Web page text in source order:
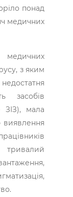
понад
медичних
з яким
засобів
ЗІЗ), мала
виявлення
тривалий